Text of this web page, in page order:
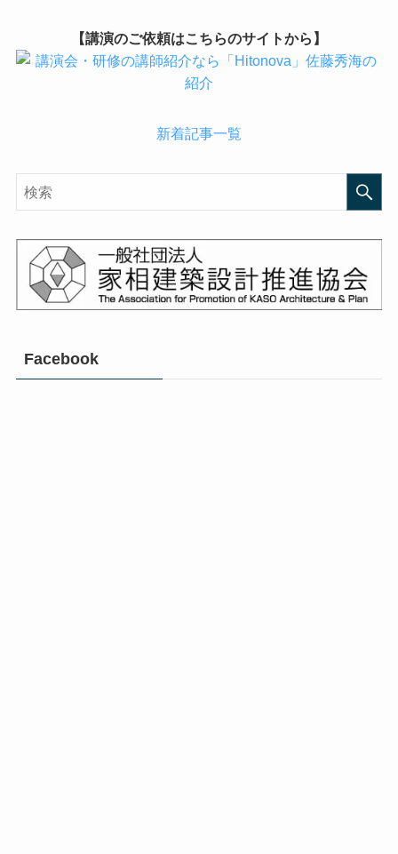
【講演のご依頼はこちらのサイトから】
新着記事一覧
Facebook